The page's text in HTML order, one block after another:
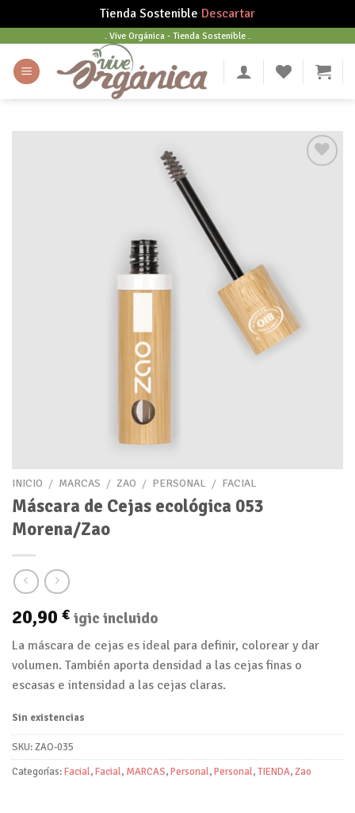
Tienda Sostenible Descartar
content
. Vive Orgánica - Tienda Sostenible .
INICIO / MARCAS / ZAO / PERSONAL / FACIAL
Máscara de Cejas ecológica 053
Morena/Zao
20,90 € igic incluido
La máscara de cejas es ideal para definir, colorear y dar
volumen. También aporta densidad a las cejas finas o
escasas e intensidad a las cejas claras.
Sin existencias
SKU:ZAO-035
Categorías:Facial,Facial, MARCAS,Personal,Personal,TIENDA,Zao